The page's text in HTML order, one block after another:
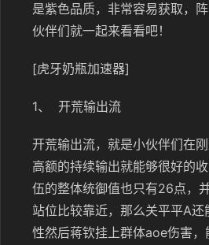
是紫色品质，非常容易获取，
伙伴们就一起来看看吧！
[虎牙奶瓶加速器]
1、 开荒输出流
开荒输出流，就是小伙伴们在
高额的持续输出就能够很好的
伍的整体统御值也只有26点，
站位比较靠近，那么关平平A
性然后蒋钦挂上群体aoe伤害，